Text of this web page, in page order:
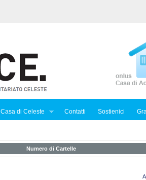
Casa di Celeste Contatti Sostienici
Numero di Cartelle